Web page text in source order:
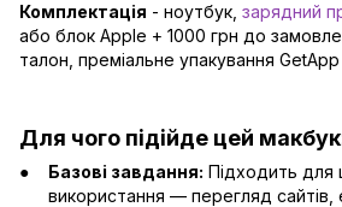
Комплектація - ноутбук, зарядний
або блок Apple + 1000 грн до
талон, преміальне упакування GetApp
Для чого підійде цей
Базові завдання: Підходить для
використання — перегляд сайтів,